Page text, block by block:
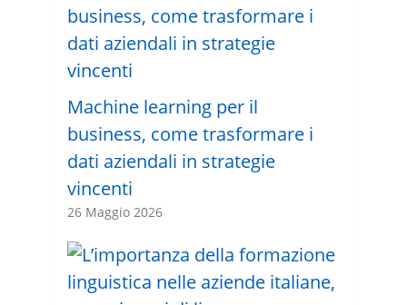
Machine learning per il
business, come trasformare i
dati aziendali in strategie
vincenti
26 Maggio 2026